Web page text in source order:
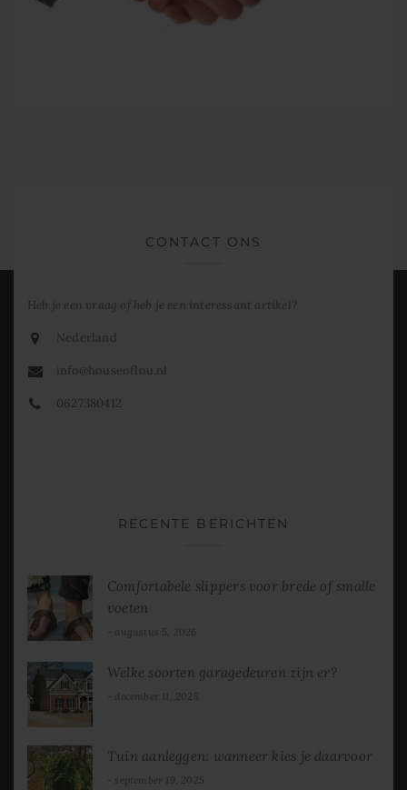
CONTACT ONS
Heb je een vraag of heb je een interessant artikel?
Nederland
info@houseoflou.nl
0627380412
RECENTE BERICHTEN
Comfortabele slippers voor brede of smalle
voeten
augustus 5, 2026
Welke soorten garagedeuren zijn er?
december 11, 2025
Tuin aanleggen: wanneer kies je daarvoor
september 19, 2025